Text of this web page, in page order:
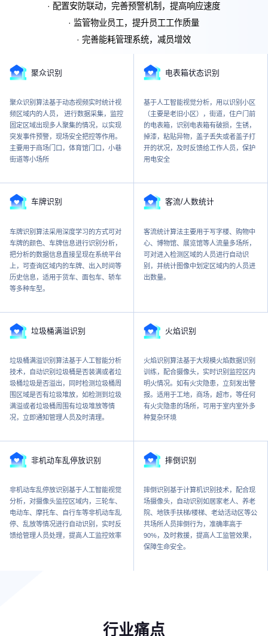
· 配置安防联动，完善预警机制，提高响应速度
· 监管物业员工，提升员工工作质量
· 完善能耗管理系统，减员增效
聚众识别
聚众识别算法基于动态视频实时统计视
频区域内的人员， 进行数据采集，监控
固定区域出现多人聚集的情况，以实现
突发事件预警，现场安全把控等作用。
主要用于商场门口，体育馆门口，小巷
街道等小场所
电表箱状态识别
基于人工智能视觉分析，用以识别小区
（主要是老旧小区），街道，住户门前
的电表箱，识别电表箱有破损，生锈，
掉漆，粘贴异物，盖子丢失或者盖子打
开的状况，及时反馈给工作人员，保护
用电安全
车牌识别
车牌识别算法采用深度学习的方式可对
车牌的颜色、车牌信息进行识别分析，
把分析的数据信息直接呈现在系统平台
上，可查询区域内的车牌、出入时间等
历史信息，适用于货车、面包车、轿车
等多种车型。
客流/人数统计
客流统计算法主要用于写字楼、购物中
心、博物馆、展览馆等人流量多场所，
可对进入检测区域的人员进行自动识
别，并统计图像中划定区域内的人员进
出数量。
垃圾桶满溢识别
垃圾桶满溢识别算法基于人工智能分析
技术，自动识别垃圾桶是否装满或者垃
圾桶垃圾是否溢出，同时检测垃圾桶周
围区域是否有垃圾堆放，如检测到垃圾
满溢或者垃圾桶周围有垃圾堆放等情
况，立即通知管理人员及时清理。
火焰识别
火焰识别算法基于大规模火焰数据识别
训练，配合摄像头，实时识别监控区内
明火情况。如有火灾隐患，立刻发出警
报。适用于工地，商场，超市，等任何
有火灾隐患的场所，可用于室内室外多
种复杂环境
非机动车乱停放识别
非机动车乱停放识别基于人工智能视觉
分析，对摄像头监控区域内，三轮车、
电动车、摩托车、自行车等非机动车乱
停、乱放等情况进行自动识别，实时反
馈给管理人员处理，提高人工监控效率
摔倒识别
摔倒识别基于计算机识别技术，配合现
场摄像头，自动识别如居家老人、养老
院、地铁手扶梯/楼梯、老幼活动区等公
共场所人员摔倒行为，准确率高于
90%，及时救援，提高人工监管效果，
保障生命安全。
行业痛点